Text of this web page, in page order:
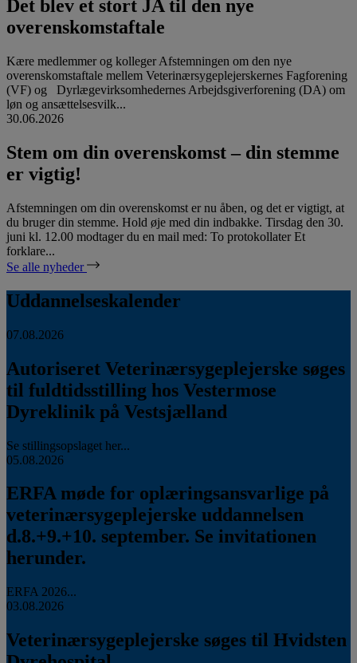
Det blev et stort JA til den nye
overenskomstaftale
Kære medlemmer og kolleger Afstemningen om den nye
overenskomstaftale mellem Veterinærsygeplejerskernes Fagforening
(VF) og Dyrlægevirksomhedernes Arbejdsgiverforening (DA) om
løn og ansættelsesvilk...
30.06.2026
Stem om din overenskomst – din stemme
er vigtig!
Afstemningen om din overenskomst er nu åben, og det er vigtigt, at
du bruger din stemme. Hold øje med din indbakke. Tirsdag den 30.
juni kl. 12.00 modtager du en mail med: To protokollater Et
forklare...
Se alle nyheder
Uddannelseskalender
07.08.2026
Autoriseret Veterinærsygeplejerske søges
til fuldtidsstilling hos Vestermose
Dyreklinik på Vestsjælland
Se stillingsopslaget her...
05.08.2026
ERFA møde for oplæringsansvarlige på
veterinærsygeplejerske uddannelsen
d.8.+9.+10. september. Se invitationen
herunder.
ERFA 2026...
03.08.2026
Veterinærsygeplejerske søges til Hvidsten